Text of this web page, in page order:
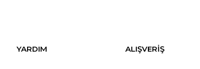
YARDIM ALIŞVERİŞ